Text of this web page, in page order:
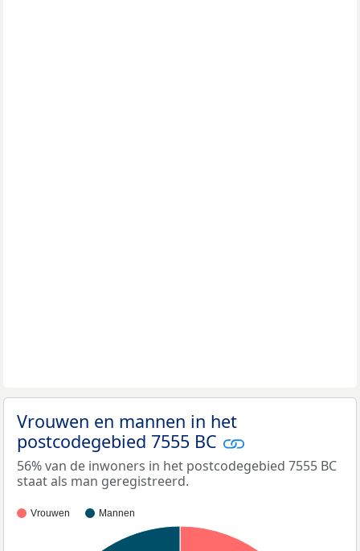
Vrouwen en mannen in het
postcodegebied 7555 BC
56% van de inwoners in het postcodegebied 7555 BC
staat als man geregistreerd.
Vrouwen Mannen